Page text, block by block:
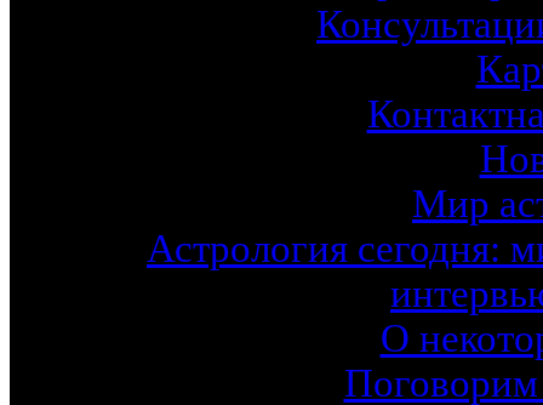
Мир
Астрология сегодня:
О
Поговорим